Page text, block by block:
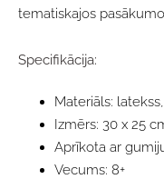
tematiskajos
Specifikācija:
Materiāls:
Izmērs: 30 x 25
Aprīkota ar
Vecums: 8+